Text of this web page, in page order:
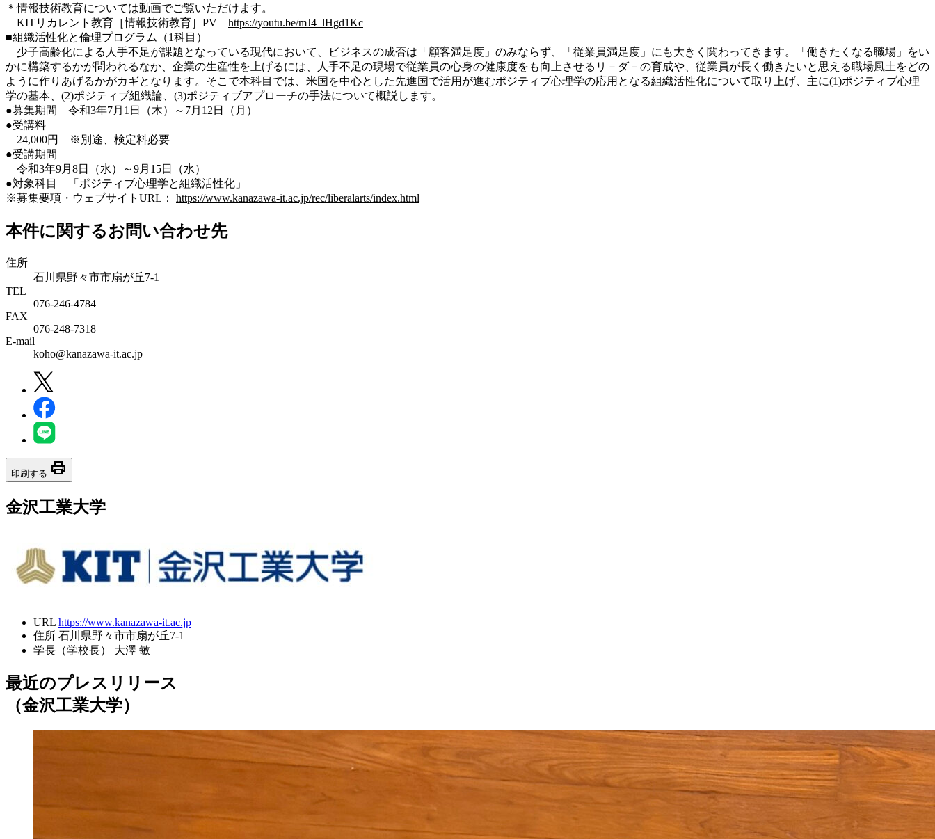
＊情報技術教育については動画でご覧いただけます。
KITリカレント教育［情報技術教育］PV https://youtu.be/mJ4_lHgd1Kc
■組織活性化と倫理プログラム（1科目）
少子高齢化による人手不足が課題となっている現代において、ビジネスの成否は「顧客満足度」のみならず、「従業員満足度」にも大きく関わってきます。「働きたくなる職場」をい
かに構築するかが問われるなか、企業の生産性を上げるには、人手不足の現場で従業員の心身の健康度をも向上させるリ－ダ－の育成や、従業員が長く働きたいと思える職場風土をどの
ように作りあげるかがカギとなります。そこで本科目では、米国を中心とした先進国で活用が進むポジティブ心理学の応用となる組織活性化について取り上げ、主に(1)ポジティブ心理
学の基本、(2)ポジティブ組織論、(3)ポジティブアプローチの手法について概説します。
●募集期間 令和3年7月1日（木）～7月12日（月）
●受講料
24,000円 ※別途、検定料必要
●受講期間
令和3年9月8日（水）～9月15日（水）
●対象科目 「ポジティブ心理学と組織活性化」
※募集要項・ウェブサイトURL： https://www.kanazawa-it.ac.jp/rec/liberalarts/index.html
本件に関するお問い合わせ先
住所
石川県野々市市扇が丘7-1
TEL
076-246-4784
FAX
076-248-7318
E-mail
koho@kanazawa-it.ac.jp
印刷する print
金沢工業大学
URL https://www.kanazawa-it.ac.jp
住所 石川県野々市市扇が丘7-1
学長（学校長）
大澤 敏
最近のプレスリリース
（金沢工業大学）